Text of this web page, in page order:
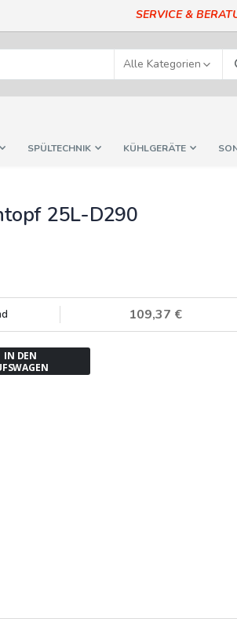
SERVICE &
SPÜLTECHNIK KÜHLGERÄTE
25L-D290
109,37 €
IN DEN